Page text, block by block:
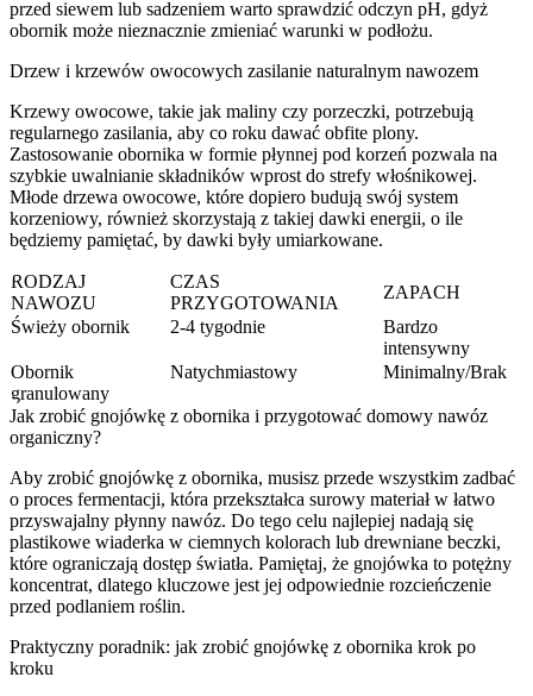
przed siewem lub sadzeniem warto sprawdzić odczyn pH, gdyż
obornik może nieznacznie zmieniać warunki w podłożu.
Drzew i krzewów owocowych zasilanie naturalnym nawozem
Krzewy owocowe, takie jak maliny czy porzeczki, potrzebują
regularnego zasilania, aby co roku dawać obfite plony.
Zastosowanie obornika w formie płynnej pod korzeń pozwala na
szybkie uwalnianie składników wprost do strefy włośnikowej.
Młode drzewa owocowe, które dopiero budują swój system
korzeniowy, również skorzystają z takiej dawki energii, o ile
będziemy pamiętać, by dawki były umiarkowane.
RODZAJ
NAWOZU
CZAS
PRZYGOTOWANIA
ZAPACH
Świeży obornik
2-4 tygodnie
Bardzo
intensywny
Obornik
granulowany
Natychmiastowy Minimalny/Brak
Jak zrobić gnojówkę z obornika i przygotować domowy nawóz
organiczny?
Aby zrobić gnojówkę z obornika, musisz przede wszystkim zadbać
o proces fermentacji, która przekształca surowy materiał w łatwo
przyswajalny płynny nawóz. Do tego celu najlepiej nadają się
plastikowe wiaderka w ciemnych kolorach lub drewniane beczki,
które ograniczają dostęp światła. Pamiętaj, że gnojówka to potężny
koncentrat, dlatego kluczowe jest jej odpowiednie rozcieńczenie
przed podlaniem roślin.
Praktyczny poradnik: jak zrobić gnojówkę z obornika krok po
kroku